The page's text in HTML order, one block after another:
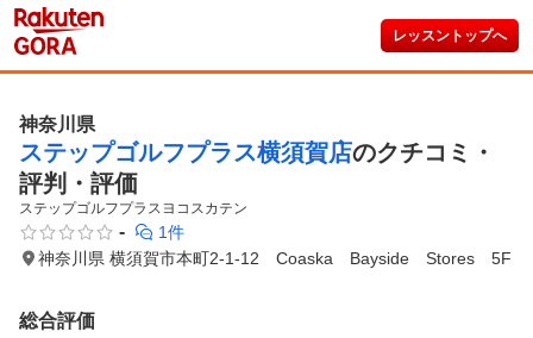
レッスントップへ
神奈川県
ステップゴルフプラス横須賀店のクチコミ・
評判・評価
ステップゴルフプラスヨコスカテン
-
1件
神奈川県 横須賀市本町2-1-12 Coaska Bayside Stores 5F
総合評価